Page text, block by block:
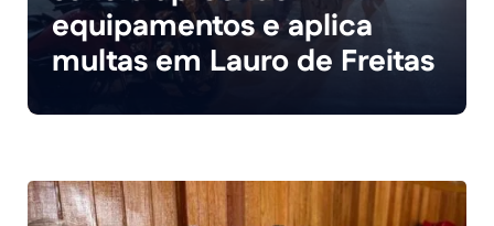
equipamentos e aplica
multas em Lauro de Freitas